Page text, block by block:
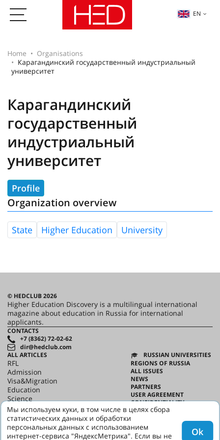
EN
Home
Organisations
Карагандинский государственный индустриальный
университет
Карагандинский
государственный
индустриальный
университет
Profile
Organization overview
State Higher Education University
© HEDCLUB 2026
Higher Education Discovery is a multilingual international
magazine about education in Russia for international
applicants.
CONTACTS
+7 (8362) 72-02-62
dir@hedclub.com
ALL ARTICLES
RFL
Admission
Visa&Migration
Education
Science
HED_people
Russian House
Regions
culture
RUSSIAN UNIVERSITIES
REGIONS OF RUSSIA
ALL ISSUES
NEWS
PARTNERS
USER AGREEMENT
CONFIDENTIALITY
ABOUT HED
Мы используем куки, в том числе в целях сбора
статистических данных и обработки
персональных данных с использованием
интернет-сервиса "ЯндексМетрика". Если вы не
Ok